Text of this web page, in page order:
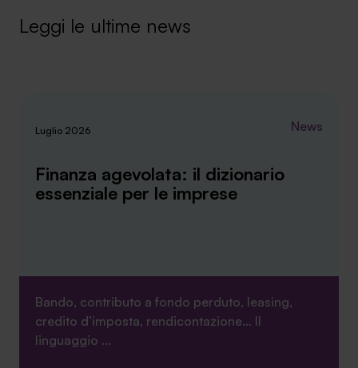
Leggi le ultime news
Luglio 2026 News
Finanza agevolata: il dizionario
essenziale per le imprese
Bando, contributo a fondo perduto, leasing,
credito d’imposta, rendicontazione… Il
linguaggio ...